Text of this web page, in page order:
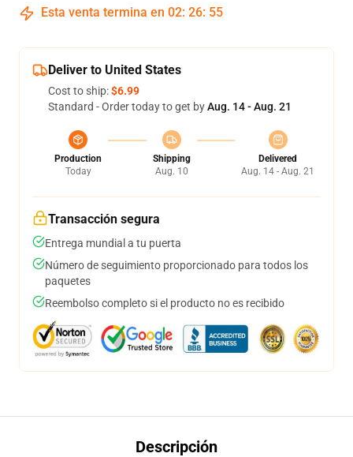
Esta venta termina en 02: 26: 54
Deliver to United States
Cost to ship:$6.99
Standard - Order today to get byAug. 14 - Aug. 21
Production
Today
Shipping
Aug. 10
Delivered
Aug. 14 - Aug. 21
Transacción segura
Entrega mundial a tu puerta
Número de seguimiento proporcionado para todos los
paquetes
Reembolso completo si el producto no es recibido
Descripción